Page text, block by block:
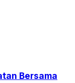
Bersama